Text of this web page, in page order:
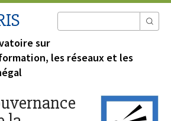
sur
les réseaux et les